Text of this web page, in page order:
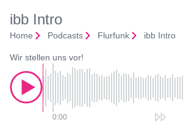
ibb Intro
Home Podcasts Flurfunk ibb Intro
Wir stellen uns vor!
0:00